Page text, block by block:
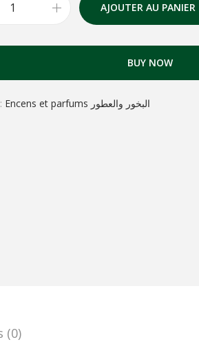
AJOUTER AU PANIER
BUY NOW
Encens et parfums البخور والعطور
(0)